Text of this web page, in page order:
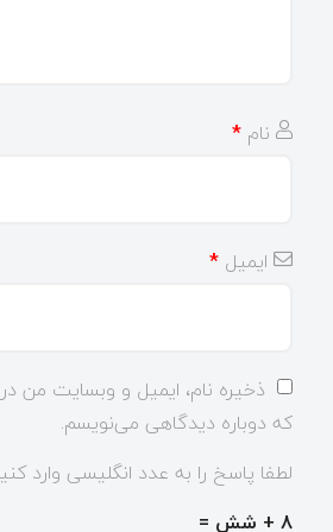
نام *
ایمیل *
ذخیره نام، ایمیل و وبسایت من در
که دوباره دیدگاهی می‌نویسم.
لطفا پاسخ را به عدد انگلیسی وارد
8 + شش =